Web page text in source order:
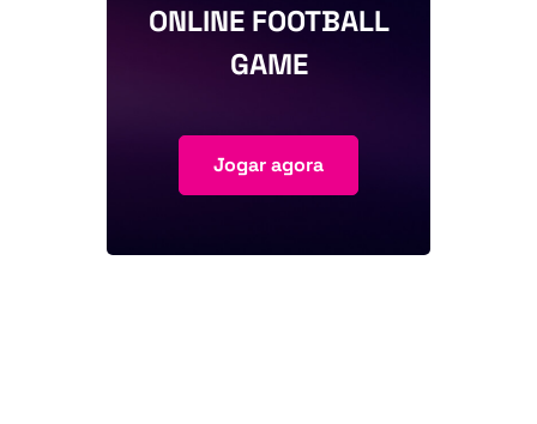
ONLINE FOOTBALL
GAME
Jogar agora